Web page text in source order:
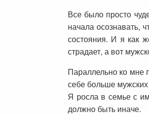
Все было просто
начала осознавать,
состояния. И я как
страдает, а вот
Параллельно ко мне
себе больше
Я росла в семье с
должно быть иначе.